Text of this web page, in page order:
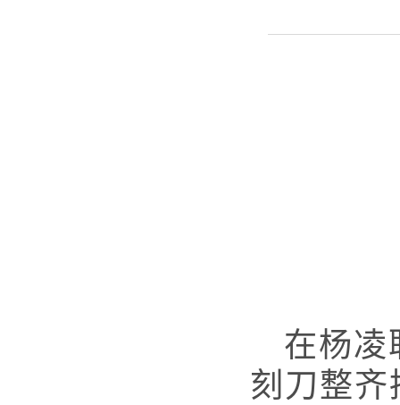
在杨凌
刻刀整